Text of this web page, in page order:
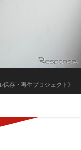
保存・再生プロジェクト》